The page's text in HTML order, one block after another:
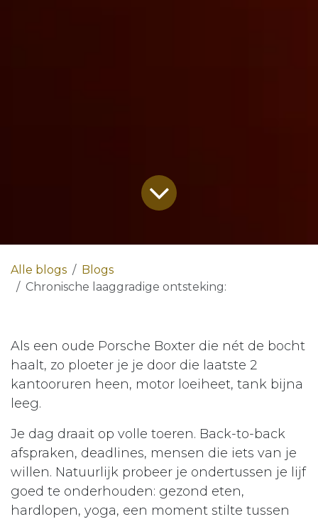
Alle blogs
Blogs
Chronische laaggradige ontsteking:
Als een oude Porsche Boxter die nét de bocht
haalt, zo ploeter je je door die laatste 2
kantooruren heen, motor loeiheet, tank bijna
leeg.
Je dag draait op volle toeren. Back-to-back
afspraken, deadlines, mensen die iets van je
willen. Natuurlijk probeer je ondertussen je lijf
goed te onderhouden: gezond eten,
hardlopen, yoga, een moment stilte tussen